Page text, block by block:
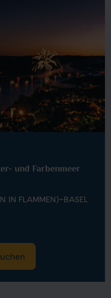
und Farbenmeer
IN FLAMMEN)–BASEL